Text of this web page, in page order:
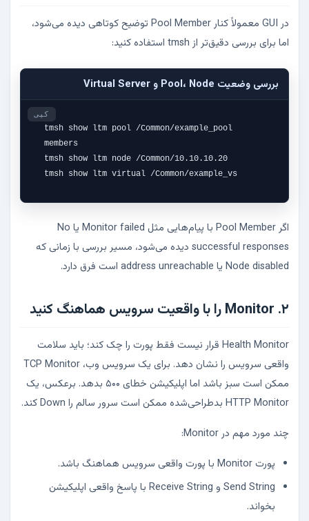
در GUI معمولاً کنار Pool Member توضیح کوتاهی دیده می‌شود،
اما برای بررسی دقیق‌تر از tmsh استفاده کنید:
بررسی وضعیت Pool، Node و Virtual Server
tmsh show ltm pool /Common/example_pool
members
tmsh show ltm node /Common/10.10.10.20
tmsh show ltm virtual /Common/example_vs
کپی
اگر Pool Member با پیام‌هایی مثل Monitor failed یا No
successful responses دیده می‌شود، مسیر بررسی با زمانی که
Node disabled یا address unreachable است فرق دارد.
۲. Monitor را با واقعیت سرویس هماهنگ کنید
Health Monitor قرار نیست فقط پورت را چک کند؛ باید سلامت
واقعی سرویس را نشان دهد. برای یک سرویس وب، TCP Monitor
ممکن است سبز باشد اما اپلیکیشن خطای ۵۰۰ بدهد. برعکس، یک
HTTP Monitor بدطراحی‌شده ممکن است سرور سالم را Down کند.
چند مورد مهم در Monitor:
پورت Monitor با پورت واقعی سرویس هماهنگ باشد.
Send String و Receive String با پاسخ واقعی اپلیکیشن
بخواند.